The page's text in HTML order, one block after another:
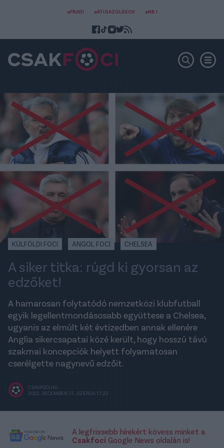
#FRADI #ÁTIGAZOLÁSOK #NB I
KÜLFÖLDI FOCI ANGOL FOCI CHELSEA
A siker titka: rúgd ki gyorsan az
edzőket!
A hamarosan folytatódó nemzetközi klubfutball
egyik legellentmondásosabb együttese a Chelsea,
ugyanis az elmúlt két évtizedben annak ellenére
Anglia sikercsapatai közé került, hogy hosszú távú
szakmai koncepciók helyett folyamatosan
cserélgette nagynevű edzőit.
CSAKFOCI.HU
2022. DECEMBER 21., SZERDA 17:22
A legfrissebb hírekért kövess minket a
Csakfoci Google News oldalán is!